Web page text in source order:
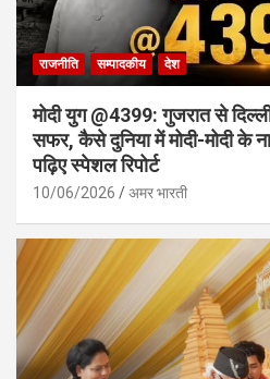
राजनीति सम्पादकीय देश
मोदी युग @4399: गुजरात से
सफर, कैसे दुनिया में मोदी-मोदी के
पढ़िए स्पेशल रिपोर्ट
10/06/2026 अमर भारती